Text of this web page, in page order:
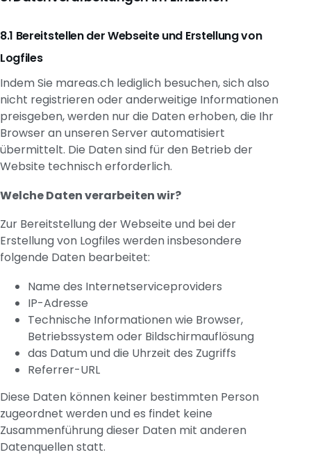
Bereitstellen der Webseite und Erstellung von
Logfiles
Indem Sie mareas.ch lediglich besuchen, sich also
nicht registrieren oder anderweitige Informationen
preisgeben, werden nur die Daten erhoben, die Ihr
Browser an unseren Server automatisiert
übermittelt. Die Daten sind für den Betrieb der
Website technisch erforderlich.
Welche Daten verarbeiten wir?
Zur Bereitstellung der Webseite und bei der
Erstellung von Logfiles werden insbesondere
folgende Daten bearbeitet:
Name des Internetserviceproviders
IP-Adresse
Technische Informationen wie Browser,
Betriebssystem oder Bildschirmauflösung
das Datum und die Uhrzeit des Zugriffs
Referrer-URL
Diese Daten können keiner bestimmten Person
zugeordnet werden und es findet keine
Zusammenführung dieser Daten mit anderen
Datenquellen statt.